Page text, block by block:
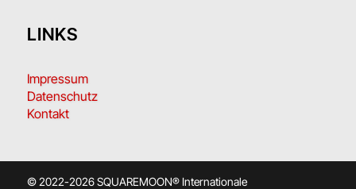
LINKS
Impressum
Datenschutz
Kontakt
© 2022-2026 SQUAREMOON® Internationale